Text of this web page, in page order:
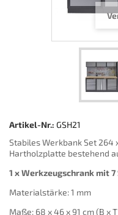
Artikel-Nr.: GSH21
Stabiles Werkbank Set 264
Hartholzplatte bestehend
1 x Werkzeugschrank mit
Materialstärke: 1 mm
Maße: 68 x 46 x 91 cm (B x